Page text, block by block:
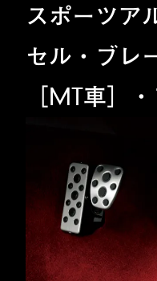
スポーツア
セル・ブレ
［MT車］